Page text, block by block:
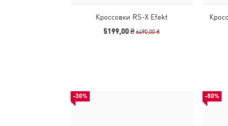
Кроссовки RS-X Efekt
5199,00 ₴6490,00 ₴
-30% -50%